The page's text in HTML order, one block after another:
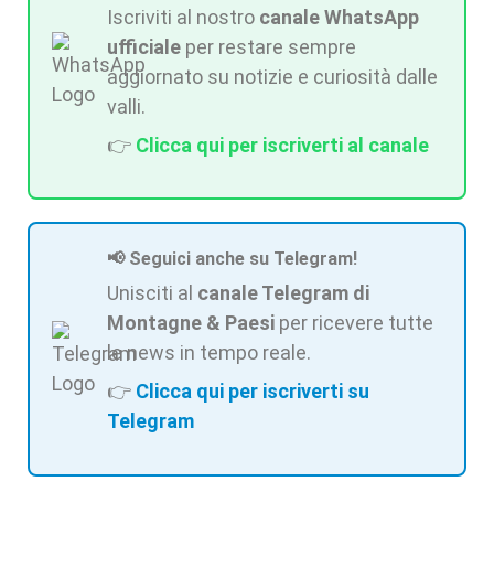
Iscriviti al nostro canale WhatsApp
ufficiale per restare sempre
aggiornato su notizie e curiosità dalle
valli.
👉 Clicca qui per iscriverti al canale
📢 Seguici anche su Telegram!
Unisciti al canale Telegram di
Montagne & Paesi per ricevere tutte
le news in tempo reale.
👉 Clicca qui per iscriverti su
Telegram